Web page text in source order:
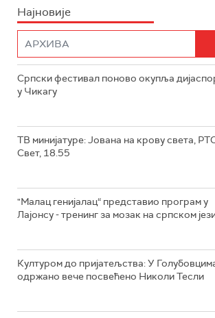
Најновије
Српски фестивал поново окупља
у Чикагу
ТВ минијатуре: Јована на крову света,
Свет, 18.55
"Малац генијалац“ представио програм у
Лајонсу - тренинг за мозак на српском
Културом до пријатељства: У
одржано вече посвећено Николи Тесли